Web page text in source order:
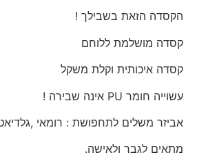
הקסדה הזאת בשבילך !
קסדה מושלמת ללוחם
קסדה איכותית וקלת משקל
עשוייה חומר PU אינה שבירה !
אביזר משלים לתחפושת : רומאי
מתאים לגבר ולאישה.